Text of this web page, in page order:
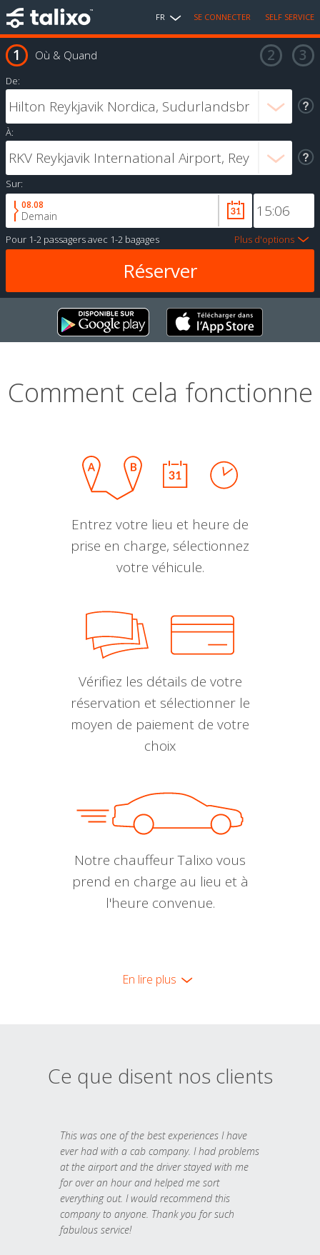
FR SE CONNECTER SELF SERVICE
Où & Quand
De:
À:
Sur:
08.08
Demain
Pour 1-2 passagersavec 1-2 bagages Plus d'options
Comment cela fonctionne
Entrez votre lieu et heure de
prise en charge, sélectionnez
votre véhicule.
Vérifiez les détails de votre
réservation et sélectionner le
moyen de paiement de votre
choix
Notre chauffeur Talixo vous
prend en charge au lieu et à
l'heure convenue.
En lire plus
Ce que disent nos clients
This was one of the best experiences I have
ever had with a cab company. I had problems
at the airport and the driver stayed with me
for over an hour and helped me sort
everything out. I would recommend this
company to anyone. Thank you for such
fabulous service!